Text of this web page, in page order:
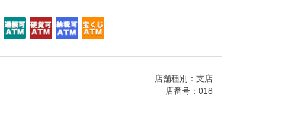
店舗種別：支店
店番号：018